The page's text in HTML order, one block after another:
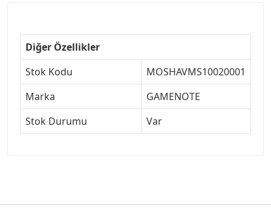
Diğer Özellikler
Stok Kodu
MOSHAVMS10020001
Marka
GAMENOTE
Stok Durumu
Var